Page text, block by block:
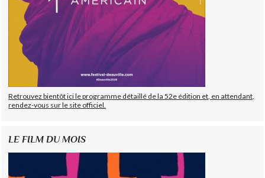
Retrouvez bientôt ici le programme détaillé de la 52e édition et, en attendant,
rendez-vous sur le site officiel.
LE FILM DU MOIS